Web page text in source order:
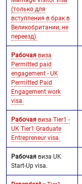
(только для
вступления в брак в
Великобритании, не
переезд).
Рабочая виза
Permitted paid
engagement - UK
Permitted Paid
Engagement work
visa.
Рабочая виза Tier1 -
UK Tier1 Graduate
Entrepreneur visa.
Рабочая виза UK
Start-Up visa.